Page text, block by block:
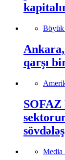
Böyük
qarşı
SOFAZ
Media